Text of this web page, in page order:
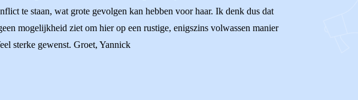
te staan, wat grote gevolgen kan hebben voor haar. Ik denk dus dat
mogelijkheid ziet om hier op een rustige, enigszins volwassen manier
sterke gewenst. Groet, Yannick